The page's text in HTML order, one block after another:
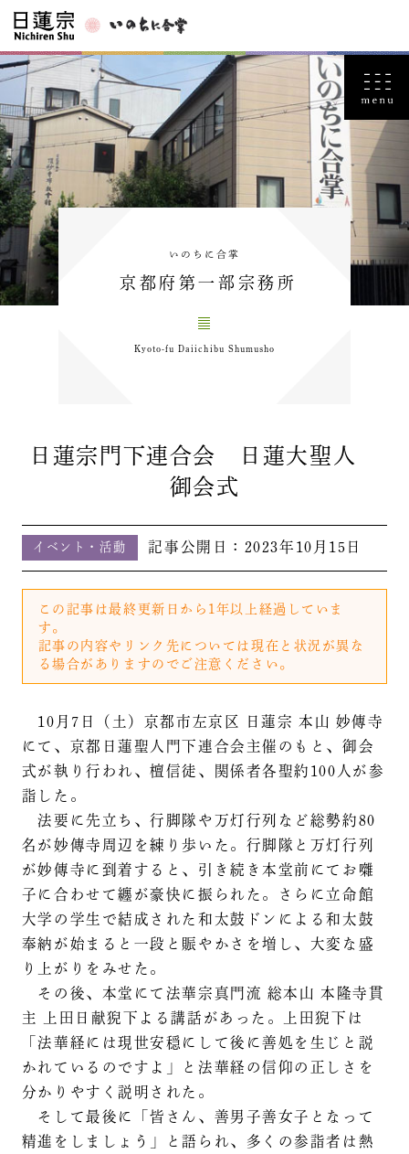
いのちに合掌
京都府第一部宗務所
Kyoto-fu Daiichibu Shumusho
日蓮宗門下連合会 日蓮大聖人
御会式
イベント・活動 記事公開日： 2023年10月15日
この記事は最終更新日から1年以上経過していま
す。
記事の内容やリンク先については現在と状況が異な
る場合がありますのでご注意ください。
10月7日（土）京都市左京区 日蓮宗 本山 妙傳寺
にて、京都日蓮聖人門下連合会主催のもと、御会
式が執り行われ、檀信徒、関係者各聖約100人が参
詣した。
法要に先立ち、行脚隊や万灯行列など総勢約80
名が妙傳寺周辺を練り歩いた。行脚隊と万灯行列
が妙傳寺に到着すると、引き続き本堂前にてお囃
子に合わせて纏が豪快に振られた。さらに立命館
大学の学生で結成された和太鼓ドンによる和太鼓
奉納が始まると一段と賑やかさを増し、大変な盛
り上がりをみせた。
その後、本堂にて法華宗真門流 総本山 本隆寺貫
主 上田日献猊下よる講話があった。上田猊下は
「法華経には現世安穏にして後に善処を生じと説
かれているのですよ」と法華経の信仰の正しさを
分かりやすく説明された。
そして最後に「皆さん、善男子善女子となって
精進をしましょう」と語られ、多くの参詣者は熱